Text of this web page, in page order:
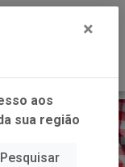
×
aos
sua região
Pesquisar